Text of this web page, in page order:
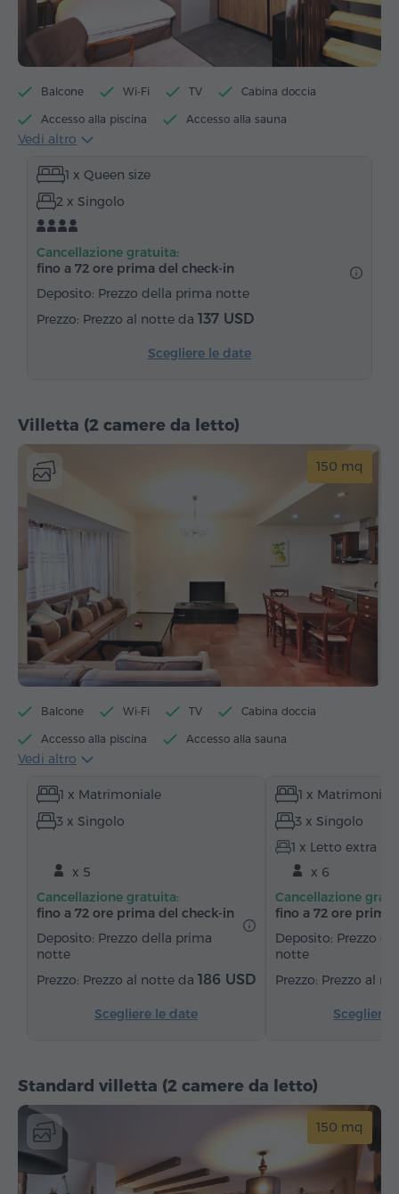
Balcone Wi-Fi TV Cabina doccia
Accesso alla piscina Accesso alla sauna
Accesso al biliardo
Articoli da toeletta
Pantofole
Armadio/Guardaroba
Sedia Cassaforte
Moquette Frigorifero
Vedi altro
1 x Queen size
2 x Singolo
Cancellazione gratuita:
fino a 72 ore prima del check‑in
Deposito: Prezzo della prima notte
Prezzo al notte da 137 USD
Scegliere le date
Villetta (2 camere da letto)
150 mq
Balcone Wi-Fi TV Cabina doccia
Accesso alla piscina Accesso alla sauna
Accesso al biliardo
Articoli da toeletta Accappatoio
Pantofole Riscaldamento
Zona salotto
Zona pranzo Divano
Poltrona Sedia Canali satellitari
Moquette Pavimenti in parquet Cucinino
Frigorifero
Vedi altro
1 x Matrimoniale
3 x Singolo
x 5
Cancellazione gratuita:
fino a 72 ore prima del check‑in
Deposito: Prezzo della prima
notte
Prezzo al notte da 186 USD
Scegliere le date
1 x Matrimoniale
3 x Singolo
1 x Letto extra
x 6
Cancellazione
fino a 72 ore prima
Deposito: Prezzo
notte
Prezzo al
Scegliere
Standard villetta (2 camere da letto)
150 mq